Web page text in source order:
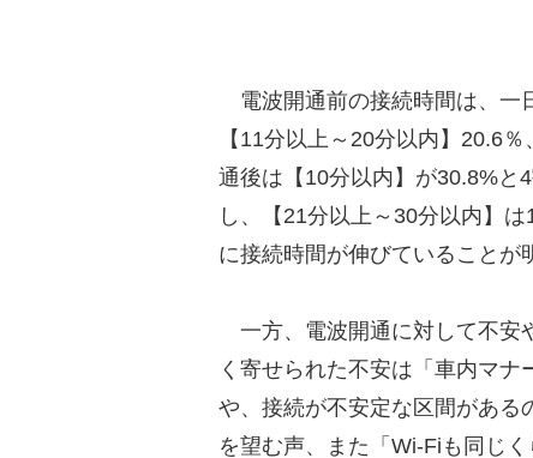
電波開通前の接続時間は、一
【11分以上～20分以内】20.6
通後は【10分以内】が30.8%と
し、【21分以上～30分以内】
に接続時間が伸びていることが
一方、電波開通に対して不安
く寄せられた不安は「車内マ
や、接続が不安定な区間がある
を望む声、また「Wi-Fiも同じ